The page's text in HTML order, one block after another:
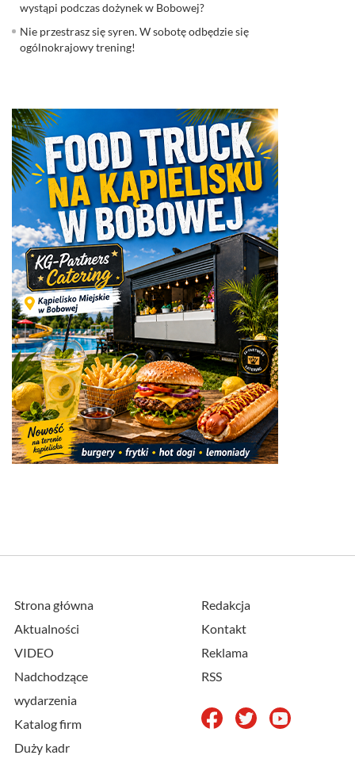
wystąpi podczas dożynek w Bobowej?
Nie przestrasz się syren. W sobotę odbędzie się
ogólnokrajowy trening!
Strona główna
Aktualności
VIDEO
Nadchodzące
wydarzenia
Katalog firm
Duży kadr
Redakcja
Kontakt
Reklama
RSS